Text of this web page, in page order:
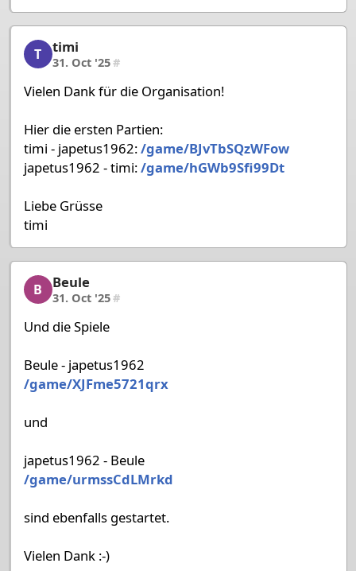
timi, 3/58, 31. Oct '25
T timi
31. Oct '25#
Vielen Dank für die Organisation!
Hier die ersten Partien:
timi - japetus1962:/game/BJvTbSQzWFow
japetus1962 - timi:/game/hGWb9Sfi99Dt
Liebe Grüsse
timi
Beule, 4/58, 31. Oct '25
B Beule
31. Oct '25#
Und die Spiele
Beule - japetus1962
/game/XJFme5721qrx
und
japetus1962 - Beule
/game/urmssCdLMrkd
sind ebenfalls gestartet.
Vielen Dank :-)